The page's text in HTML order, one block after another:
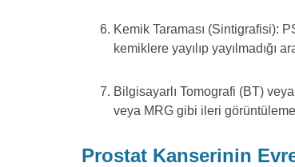
Kemik Taraması (Sintigrafisi):
kemiklere yayılıp yayılmadığı
Bilgisayarlı Tomografi (BT)
veya MRG gibi ileri
Prostat Kanserinin